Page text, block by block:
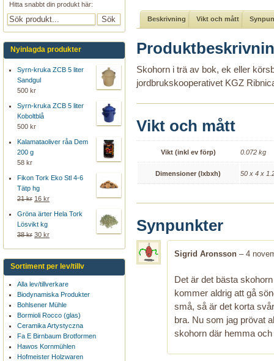
Beskrivning Vikt och mått
Skohorn i trä av bok, ek eller
jordbrukskooperativet KGZ
Vikt och mått
Vikt (inkl ev förp) 0.072 kg
Dimensioner (lxbxh) 50 x 4 x
Synpunkter
Sigrid Aronsson – 4
Det är det bästa
kommer aldrig att gå
små, så är det korta
bra. Nu som jag prövat
skohorn där hemma
Hitta snabbt din produkt här:
Nyinlagda produkter
Syrn-kruka ZCB 5 liter
Sandgul
500 kr
Syrn-kruka ZCB 5 liter
Koboltblå
500 kr
Kalamataoliver råa Dem
200 g
58 kr
Fikon Tork Eko Stl 4-6
Tätp hg
21 kr 16 kr
Gröna ärter Hela Tork
Lösvikt kg
38 kr 30 kr
Sortiment per lev/tillv
Alla lev/tillverkare
Biodynamiska Produkter
Bohlsener Mühle
Bormioli Rocco (glas)
Ceramika Artystyczna
Fa E Birnbaum Brotformen
Hawos Kornmühlen
Hofmeister Holzwaren